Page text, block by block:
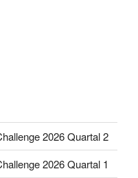
2026 Quartal 2
2026 Quartal 1